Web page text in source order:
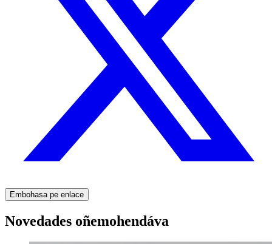
Embohasa pe enlace
Novedades oñemohendáva